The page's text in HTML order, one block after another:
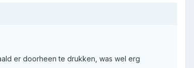
er doorheen te drukken, was wel erg